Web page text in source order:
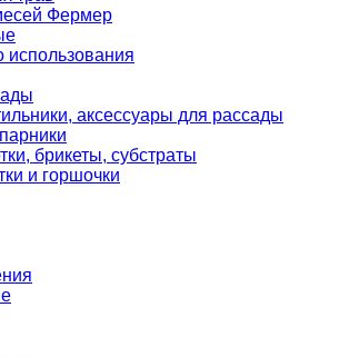
Фермер
использования
аксессуары для рассады
брикеты, субстраты
и горшочки